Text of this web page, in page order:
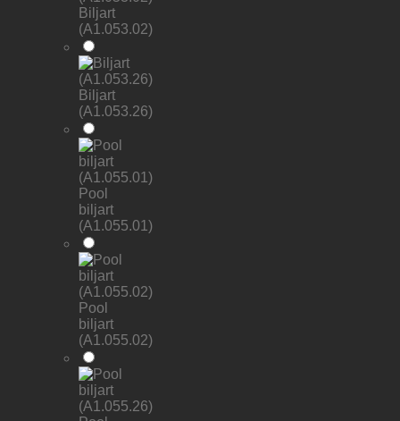
Biljart
(A1.053.02)
Biljart
(A1.053.26)
Pool
biljart
(A1.055.01)
Pool
biljart
(A1.055.02)